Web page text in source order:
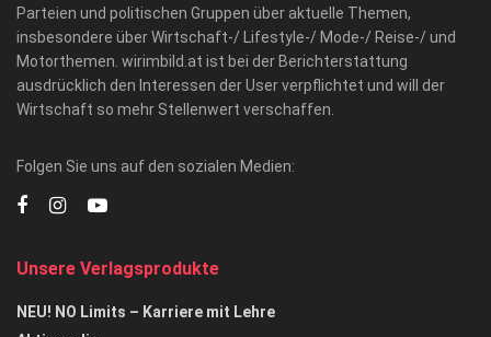
Parteien und politischen Gruppen über aktuelle Themen,
insbesondere über Wirtschaft-/ Lifestyle-/ Mode-/ Reise-/ und
Motorthemen. wirimbild.at ist bei der Berichterstattung
ausdrücklich den Interessen der User verpflichtet und will der
Wirtschaft so mehr Stellenwert verschaffen.
Folgen Sie uns auf den sozialen Medien:
Unsere Verlagsprodukte
NEU! NO Limits – Karriere mit Lehre